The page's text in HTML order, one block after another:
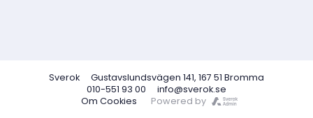
Om Cookies Powered by
Sverok
Gustavslundsvägen 141, 167 51 Bromma
010-551 93 00
info@sverok.se